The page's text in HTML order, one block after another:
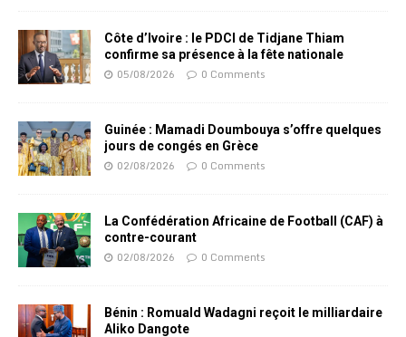
Côte d’Ivoire : le PDCI de Tidjane Thiam
confirme sa présence à la fête nationale
05/08/2026 0 Comments
Guinée : Mamadi Doumbouya s’offre quelques
jours de congés en Grèce
02/08/2026 0 Comments
La Confédération Africaine de Football (CAF) à
contre-courant
02/08/2026 0 Comments
Bénin : Romuald Wadagni reçoit le milliardaire
Aliko Dangote